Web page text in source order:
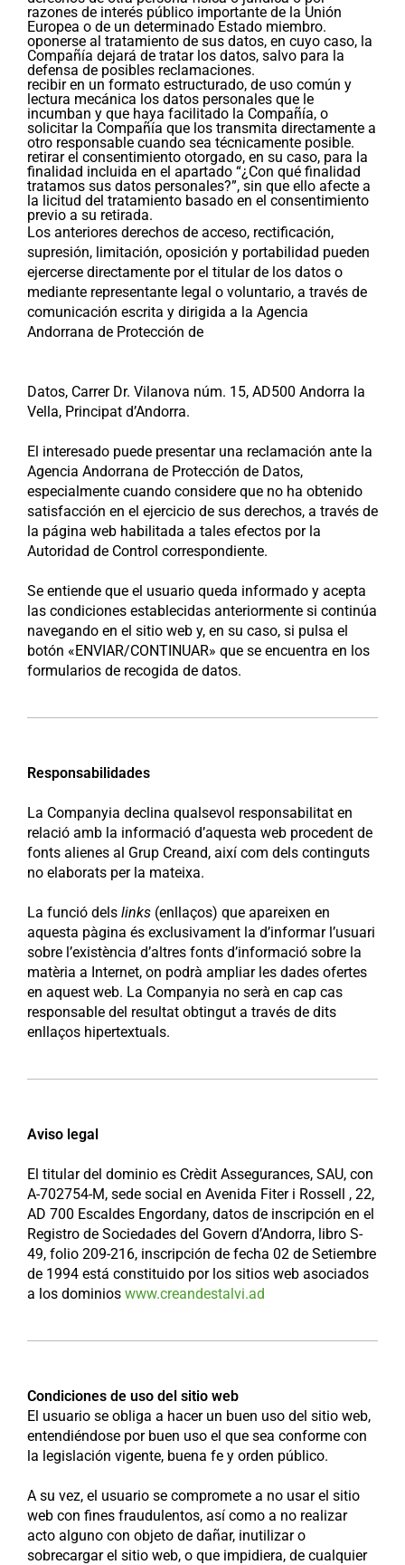
razones de interés público importante de la Unión
Europea o de un determinado Estado miembro.
oponerse al tratamiento de sus datos, en cuyo caso, la
Compañía dejará de tratar los datos, salvo para la
defensa de posibles reclamaciones.
recibir en un formato estructurado, de uso común y
lectura mecánica los datos personales que le
incumban y que haya facilitado la Compañía, o
solicitar la Compañía que los transmita directamente a
otro responsable cuando sea técnicamente posible.
retirar el consentimiento otorgado, en su caso, para la
finalidad incluida en el apartado “¿Con qué finalidad
tratamos sus datos personales?”, sin que ello afecte a
la licitud del tratamiento basado en el consentimiento
previo a su retirada.
Los anteriores derechos de acceso, rectificación,
supresión, limitación, oposición y portabilidad pueden
ejercerse directamente por el titular de los datos o
mediante representante legal o voluntario, a través de
comunicación escrita y dirigida a la Agencia
Andorrana de Protección de
Datos, Carrer Dr. Vilanova núm. 15, AD500 Andorra la
Vella, Principat d’Andorra.
El interesado puede presentar una reclamación ante la
Agencia Andorrana de Protección de Datos,
especialmente cuando considere que no ha obtenido
satisfacción en el ejercicio de sus derechos, a través de
la página web habilitada a tales efectos por la
Autoridad de Control correspondiente.
Se entiende que el usuario queda informado y acepta
las condiciones establecidas anteriormente si continúa
navegando en el sitio web y, en su caso, si pulsa el
botón «ENVIAR/CONTINUAR» que se encuentra en los
formularios de recogida de datos.
Responsabilidades
La Companyia declina qualsevol responsabilitat en
relació amb la informació d’aquesta web procedent de
fonts alienes al Grup Creand, així com dels continguts
no elaborats per la mateixa.
La funció dels links (enllaços) que apareixen en
aquesta pàgina és exclusivament la d’informar l’usuari
sobre l’existència d’altres fonts d’informació sobre la
matèria a Internet, on podrà ampliar les dades ofertes
en aquest web. La Companyia no serà en cap cas
responsable del resultat obtingut a través de dits
enllaços hipertextuals.
Aviso legal
El titular del dominio es Crèdit Assegurances, SAU, con
A-702754-M, sede social en Avenida Fiter i Rossell , 22,
AD 700 Escaldes Engordany, datos de inscripción en el
Registro de Sociedades del Govern d’Andorra, libro S-
49, folio 209-216, inscripción de fecha 02 de Setiembre
de 1994 está constituido por los sitios web asociados
a los dominios www.creandestalvi.ad
Condiciones de uso del sitio web
El usuario se obliga a hacer un buen uso del sitio web,
entendiéndose por buen uso el que sea conforme con
la legislación vigente, buena fe y orden público.
A su vez, el usuario se compromete a no usar el sitio
web con fines fraudulentos, así como a no realizar
acto alguno con objeto de dañar, inutilizar o
sobrecargar el sitio web, o que impidiera, de cualquier